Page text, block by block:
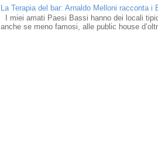
La Terapia del bar: Arnaldo Melloni racconta i
I miei amati Paesi Bassi hanno dei locali
anche se meno famosi, alle public house